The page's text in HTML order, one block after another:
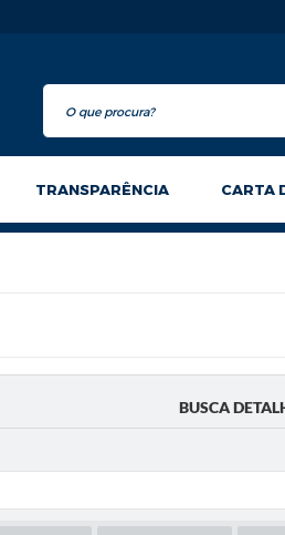
TRANSPARÊNCIA CARTA
BUSCA